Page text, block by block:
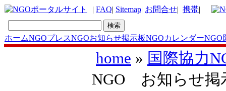
| FAQ| Sitemap| お問合せ| 携帯|
ホームNGOプレスNGOお知らせ掲示板NGOカレンダーNGO
home » 国際協力
NGO お知らせ掲